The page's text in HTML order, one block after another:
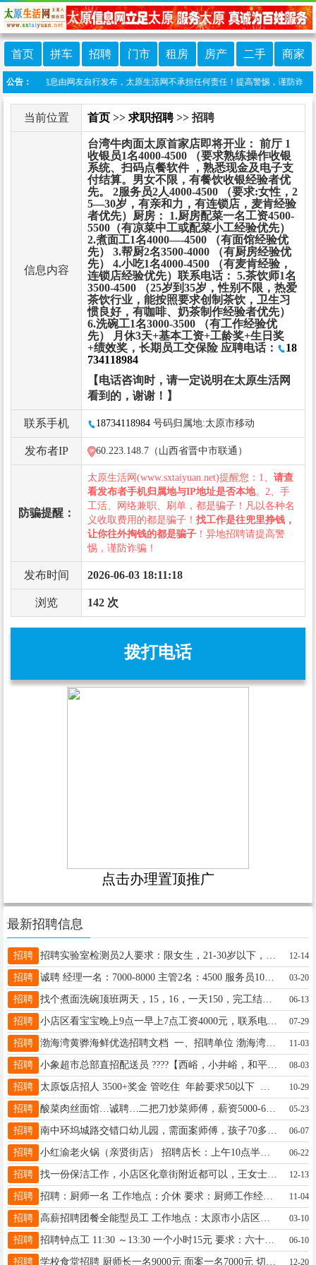
首页 拼车 招聘 门市 租房 房产 二手 商家
公告：
本栏目信息由网友自行发布，太原生活网不承担任何责任！提高警惕，谨防诈骗！
当前位置 首页 >> 求职招聘>> 招聘
信息内容
台湾牛肉面太原首家店即将开业： 前厅 1
收银员1名4000-4500 （要求熟练操作‌收银
系统、扫码点餐软件 ，熟悉现金及电子支
付结算。男女不限，‌有餐饮收银经验者优
先。 2服务员2人4000-4500 （要求:女性，2
5—30岁，有亲和力，有连锁店，麦肯经验
者优先）厨房： 1.厨房配菜一名工资4500-
5500（有凉菜中工或配菜小工经验优先）
2.煮面工1名4000—-4500 （有面馆经验优
先） 3.帮厨2名3500-4000 （有厨房经验优
先） 4.小吃1名4000-4500 （有麦肯经验，
连锁店经验优先）联系电话： 5.茶饮师1名
3500-4500 （25岁到35岁，性别不限，热爱
茶饮行业，能按照要求创制茶饮，卫生习
惯良好，有咖啡、奶茶制作经验者优先）
6.洗碗工1名3000-3500 （有工作经验优
先） 月休3天+基本工资+工龄奖+生日奖
+绩效奖，长期员工交保险 应聘电话：
18
734118984
【电话咨询时，请一定说明在太原生活网
看到的，谢谢！】
联系手机 18734118984 号码归属地:太原市移动
发布者IP 60.223.148.7（山西省晋中市联通）
防骗提醒：
太原生活网(www.sxtaiyuan.net)提醒您：1、 请查
看发布者手机归属地与IP地址是否本地。2、手
工活、网络兼职、刷单，都是骗子！凡以各种名
义收取费用的都是骗子！ 找工作是往兜里挣钱，
让你往外掏钱的都是骗子 ！异地招聘请提高警
惕，谨防诈骗！
发布时间 2026-06-03 18:11:18
浏览 142 次
拨打电话
点击办理置顶推广
最新招聘信息
招聘 12-14
招聘 诚聘 经理一名：7000-8000 主管2名：4500 服务员10名：3800 吧员2名：3800-4200 洗杯子1名：3500 保洁一名：3500 以上人员一经录用享包吃包住，每月有带薪休假，准时发工资。 ☎15135105940（王女士） 地址：龙城北街长治路口 03-20
招聘 找个煮面洗碗顶班两天，15，16，一天150，完工结，13994692881打不通发信息 06-13
招聘 小店区看宝宝晚上9点一早上7点工资4000元，联系电话15513277827 07-29
招聘 渤海湾黄骅海鲜优选招聘文档 一、招聘单位 渤海湾黄骅海鲜优选 二、招聘岗位 海鲜产品销售人员（要求有海鲜行业从业经验，能快速熟悉海鲜产品特性与销售技巧） 三、任职要求 - 年龄范围：30-55岁，具备良好的沟通表达与客户服务意识 - 经验要求：需有海鲜产品相关销售经历，了解海鲜储存、品质辨别基础常识 四、工作时间 - 上午：8:00-12:00 - 下午：14:30-18:30（午休2.5小时，工作节奏轻松） 五、工资待遇 月薪3500-5000元（具体根据销售业绩与工作表现调整） 六、工作地点 山西省太原市迎泽区朝阳街北一巷（渤海湾黄骅海鲜优选门店） 联系电话：15231664455 11-03
招聘 小象超市总部直招配送员 ????【西峪，小井峪，和平北，胜利街】综合6000-9000 [太阳]提供免费住宿【不住有补贴300】 [太阳]提供车辆【有大额车补3000】 [太阳]补贴:距离补贴/冲单奖/工龄奖等各项补贴联系电话18234090508 08-03
招聘 10-29
招聘 酸菜肉丝面馆…诚聘…二把刀炒菜师傅，薪资5000-6500元，工资准时发放。 菜品仅12道家常菜，工作简单轻松。 地址：大王路 电话：19135728555 05-23
招聘 06-07
招聘 小红渝老火锅（亲贤街店） 招聘店长：上午10点半到下午2点半。下午5点半到晚上11点 工资月结：4500到5000 月公休2天 招聘KTV保洁数名 白班细化保洁1名(女) 白班公区保洁1名(女) 夜班收房人员2名(男女各一名) 要求: 勤快，吃苦耐劳，有团队精神，服从安排者优先 薪资: 面谈 年龄:60岁以内 上班时间:根据各班时间 工作地址:长风街体育路口 ☎15834069866 06-22
招聘 找一份保洁工作，小店区化章街附近都可以，王女士联系电话：19303419826谢谢亲 12-13
招聘 招聘：厨师一名 工作地点：介休 要求：厨师工作经验丰富，手艺好，情商高，最好男性 待遇：8000+（可谈） 联系电话：15525117555（吴） 11-04
招聘 03-10
招聘 招聘钟点工 11:30 ～13:30 一个小时15元 要求：六十岁以下，动作一定要利索，头脑反应快 地址 万科小镇二期东门 联系电话 15536620885 06-10
招聘 12-20